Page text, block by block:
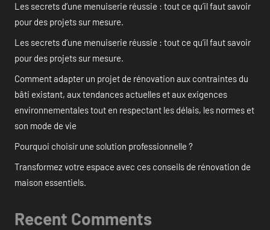
Les secrets d’une menuiserie réussie : tout ce qu’il faut savoir
pour des projets sur mesure.
Les secrets d’une menuiserie réussie : tout ce qu’il faut savoir
pour des projets sur mesure.
Comment adapter un projet de rénovation aux contraintes du
bâti existant, aux tendances actuelles et aux exigences
environnementales tout en respectant les délais, les normes et
son mode de vie
Pourquoi choisir une solution professionnelle ?
Transformez votre espace avec ces conseils de rénovation de
maison essentiels.
Recent Comments